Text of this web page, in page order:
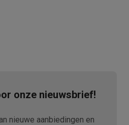
onze nieuwsbrief!
nieuwe aanbiedingen en